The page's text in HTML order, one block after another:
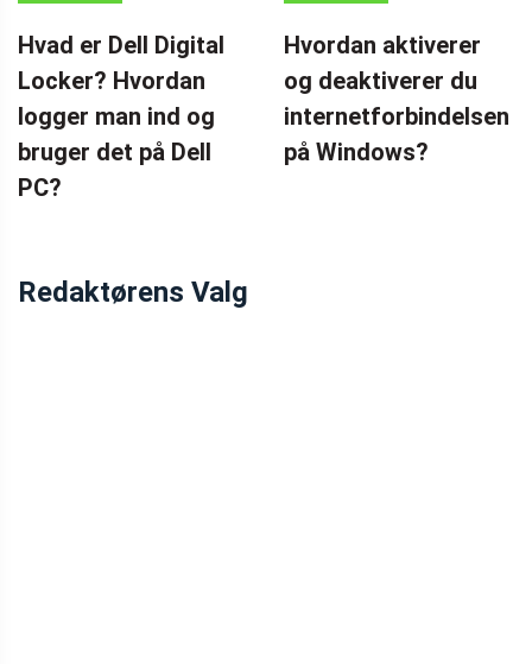
Hvad er Dell Digital
Locker? Hvordan
logger man ind og
bruger det på Dell
PC?
Hvordan aktiverer
og deaktiverer du
internetforbindelsen
på Windows?
Redaktørens Valg